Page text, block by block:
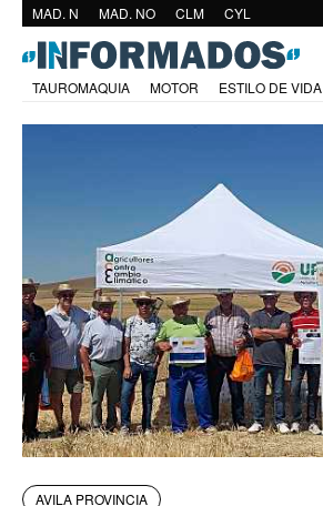
MAD. N MAD. NO CLM CYL
TAUROMAQUIA MOTOR ESTILO DE VIDA
AVILA PROVINCIA